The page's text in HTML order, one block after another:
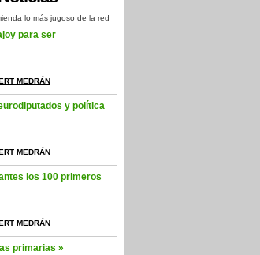
lo más jugoso de la red
para ser
MEDRÁN
y política
MEDRÁN
los 100 primeros
MEDRÁN
primarias »